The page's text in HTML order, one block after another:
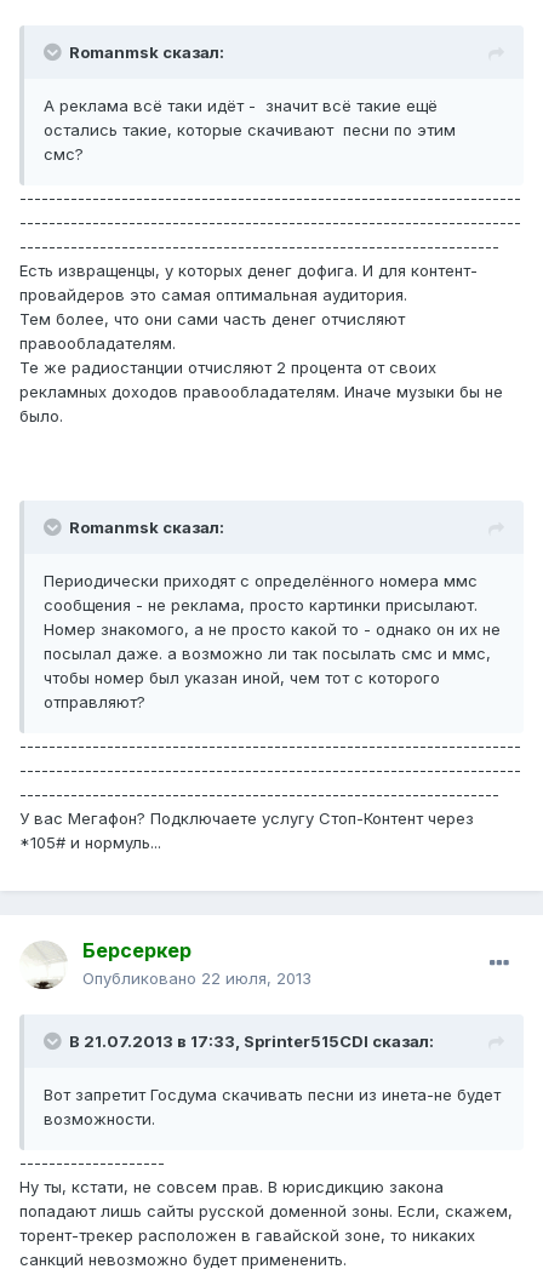
Romanmsk сказал:
А реклама всё таки идёт - значит всё такие ещё
остались такие, которые скачивают песни по этим
смс?
---------------------------------------------------------------------
---------------------------------------------------------------------
------------------------------------------------------------------
Есть извращенцы, у которых денег дофига. И для контент-
провайдеров это самая оптимальная аудитория.
Тем более, что они сами часть денег отчисляют
правообладателям.
Те же радиостанции отчисляют 2 процента от своих
рекламных доходов правообладателям. Иначе музыки бы не
было.
Romanmsk сказал:
Периодически приходят с определённого номера ммс
сообщения - не реклама, просто картинки присылают.
Номер знакомого, а не просто какой то - однако он их не
посылал даже. а возможно ли так посылать смс и ммс,
чтобы номер был указан иной, чем тот с которого
отправляют?
---------------------------------------------------------------------
---------------------------------------------------------------------
------------------------------------------------------------------
У вас Мегафон? Подключаете услугу Стоп-Контент через
*105# и нормуль...
Берсеркер
Опубликовано 22 июля, 2013
В 21.07.2013 в 17:33, Sprinter515CDI сказал:
Вот запретит Госдума скачивать песни из инета-не будет
возможности.
--------------------
Ну ты, кстати, не совсем прав. В юрисдикцию закона
попадают лишь сайты русской доменной зоны. Если, скажем,
торент-трекер расположен в гавайской зоне, то никаких
санкций невозможно будет примененить.